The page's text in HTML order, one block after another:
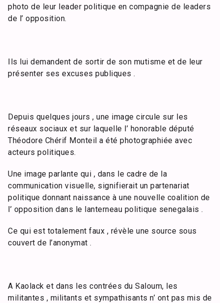
photo de leur leader politique en compagnie de leaders
de l’ opposition.
Ils lui demandent de sortir de son mutisme et de leur
présenter ses excuses publiques .
Depuis quelques jours , une image circule sur les
réseaux sociaux et sur laquelle l’ honorable député
Théodore Chérif Monteil a été photographiée avec
acteurs politiques.
Une image parlante qui , dans le cadre de la
communication visuelle, signifierait un partenariat
politique donnant naissance à une nouvelle coalition de
l’ opposition dans le lanterneau politique senegalais .
Ce qui est totalement faux , révèle une source sous
couvert de l’anonymat .
A Kaolack et dans les contrées du Saloum, les
militantes , militants et sympathisants n’ ont pas mis de